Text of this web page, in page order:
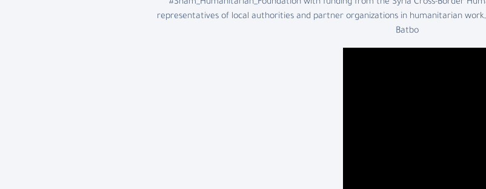
#Sham_Humanitarian_Foundation with funding from the Syria Cross-Border
representatives of local authorities and partner organizations in humanitarian
Batbo